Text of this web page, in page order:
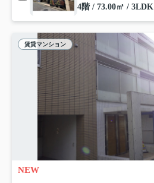
4階 / 73.00㎡ / 3LDK
賃貸マンション
NEW